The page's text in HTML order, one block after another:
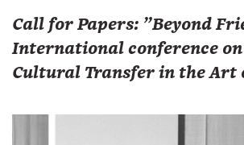
Call for Papers: "Beyond
International conference
Cultural Transfer in the Art